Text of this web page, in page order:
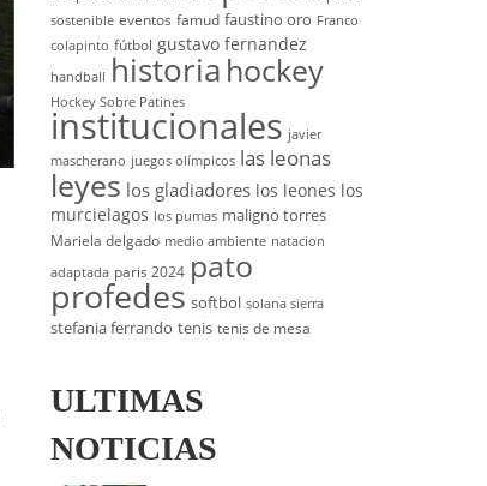
sostenible eventos famud faustino oro Franco
colapinto fútbol gustavo fernandez
handball historia hockey
Hockey Sobre Patines
institucionales javier
mascherano juegos olímpicos las leonas
leyes los gladiadores los leones los
murcielagos los pumas maligno torres
Mariela delgado medio ambiente natacion
adaptada paris 2024 pato
profedes softbol solana sierra
stefania ferrando tenis tenis de mesa
ULTIMAS
NOTICIAS